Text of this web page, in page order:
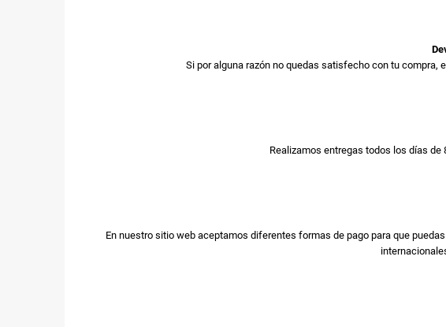
Si por alguna razón no quedas satisfecho con tu compra,
Realizamos entregas todos los días de
En nuestro sitio web aceptamos diferentes formas de pago para que